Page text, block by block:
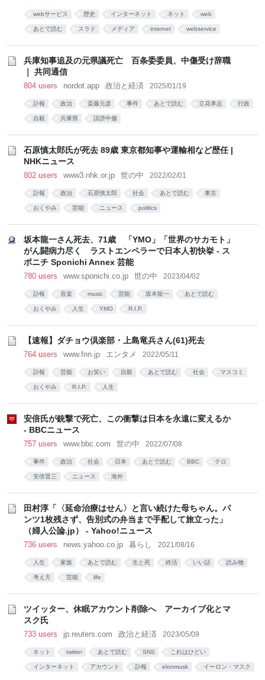
webサービス 歴史 インターネット ネット web
あとで読む スラド メディア internet webservice
兵庫知事追及の元県議死亡 百条委委員、中傷受け辞職
｜ 共同通信
804 users nordot.app 政治と経済 2025/01/19
訃報 政治 斎藤元彦 事件 あとで読む 立花孝志 行政
自殺 兵庫県 誹謗中傷
石原慎太郎氏が死去 89歳 東京都知事や運輸相など歴任 |
NHKニュース
802 users www3.nhk.or.jp 世の中 2022/02/01
訃報 政治 石原慎太郎 社会 あとで読む 東京
おくやみ 芸能 ニュース politics
坂本龍一さん死去、71歳 「YMO」「世界のサカモト」
がん闘病力尽く ラストエンペラーで日本人初快挙 - ス
ポニチ Sponichi Annex 芸能
780 users www.sponichi.co.jp 世の中 2023/04/02
訃報 音楽 music 芸能 坂本龍一 あとで読む
おくやみ 人生 YMO R.I.P.
【速報】ダチョウ倶楽部・上島竜兵さん(61)死去
764 users www.fnn.jp エンタメ 2022/05/11
訃報 芸能 お笑い 自殺 あとで読む 社会 マスコミ
おくやみ R.I.P. 人生
安倍氏が銃撃で死亡、この衝撃は日本を永遠に変えるか
- BBCニュース
757 users www.bbc.com 世の中 2022/07/08
事件 政治 社会 日本 あとで読む BBC テロ
安倍晋三 ニュース 海外
田村淳「〈延命治療はせん〉と言い続けた母ちゃん。パ
ンツ1枚残さず、告別式の弁当まで手配して旅立った」
（婦人公論.jp） - Yahoo!ニュース
736 users news.yahoo.co.jp 暮らし 2021/08/16
人生 家族 あとで読む 生と死 終活 いい話 読み物
考え方 芸能 life
ツイッター、休眠アカウント削除へ アーカイブ化とマ
スク氏
733 users jp.reuters.com 政治と経済 2023/05/09
ネット twitter あとで読む SNS これはひどい
インターネット アカウント 訃報 elonmusk イーロン・マスク